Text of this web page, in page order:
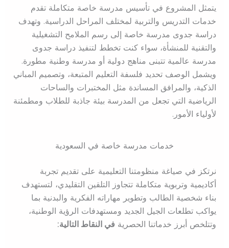
يتمثل المشروع في تأسيس مدرسة خاصة متكاملة تقدم
خدمات التدريس والتربية لمختلف المراحل الدراسية. وتهدف
دراسة جدوى مدرسة خاصة إلى رسم الملامح التشغيلية
والتقنية للمنشأة، سواء كنت تخطط لتنفيذ دراسة جدوى
مدرسة عالمية تتبنى مناهج دولية أو مدرسة وطنية مطورة.
ويشمل الوصف تحديد فلسفة التعليم المتبعة، وتصميم المباني
الذكية، والمرافق المساندة مثل المختبرات والساحات
الرياضية التي تجعل من المدرسة بيئة جاذبة للطلاب ومطمئنة
لأولياء الأمور.
خدمات مدرسة خاصة في السعودية
نرتكز في صياغة منظومتنا التعليمية على تقديم تجربة
أكاديمية وتربوية متكاملة تتجاوز التلقين التقليدي، لتستهدف
بناء شخصية الطالب وتطوير مهاراته الفكرية والبدنية بما
يواكب تطلعات الجيل الجديد ومستهدفات الرؤية الوطنية،
وتتلخص أبرز خدماتنا الحصرية في النقاط التالية: